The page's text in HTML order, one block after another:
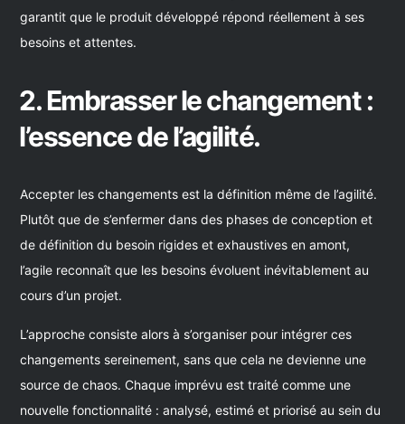
garantit que le produit développé répond réellement à ses
besoins et attentes.
2. Embrasser le changement :
l’essence de l’agilité.
Accepter les changements est la définition même de l’agilité.
Plutôt que de s’enfermer dans des phases de conception et
de définition du besoin rigides et exhaustives en amont,
l’agile reconnaît que les besoins évoluent inévitablement au
cours d’un projet.
L’approche consiste alors à s’organiser pour intégrer ces
changements sereinement, sans que cela ne devienne une
source de chaos. Chaque imprévu est traité comme une
nouvelle fonctionnalité : analysé, estimé et priorisé au sein du